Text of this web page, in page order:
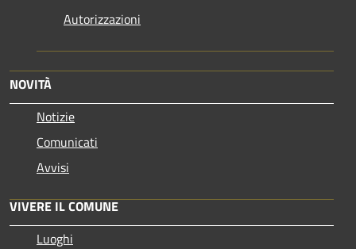
Autorizzazioni
NOVITÀ
Notizie
Comunicati
Avvisi
VIVERE IL COMUNE
Luoghi